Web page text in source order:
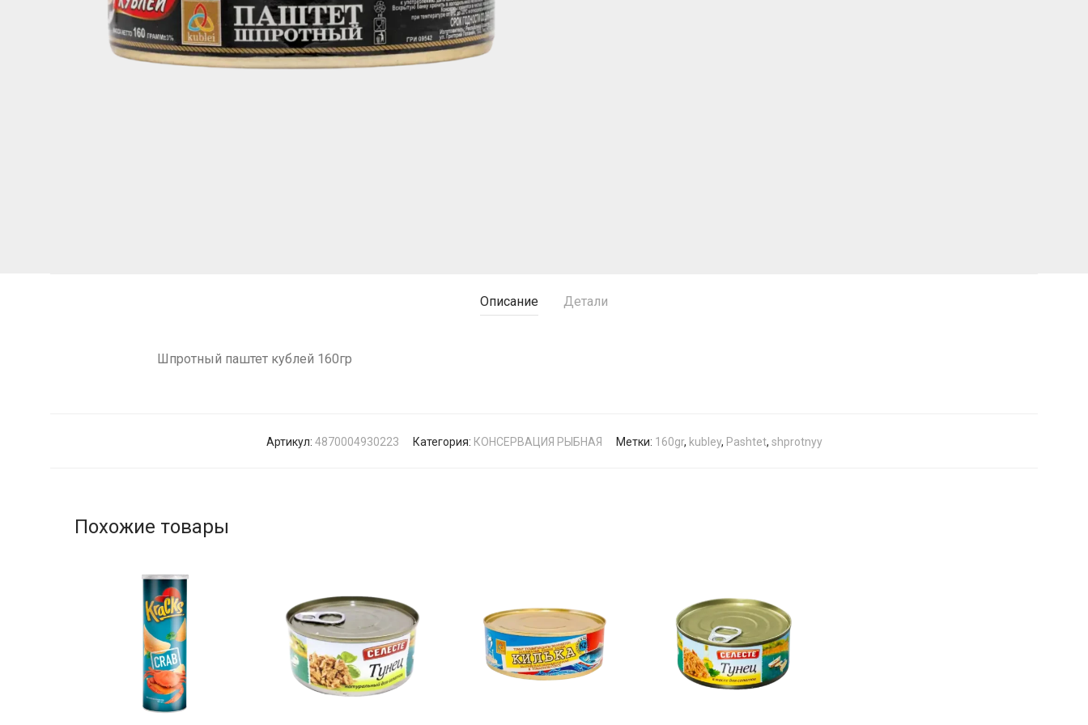
Описание Детали
Шпротный паштет кублей 160гр
Артикул: 4870004930223 Категория: КОНСЕРВАЦИЯ РЫБНАЯ Метки: 160gr, kubley, Pashtet, shprotnyy
Похожие товары